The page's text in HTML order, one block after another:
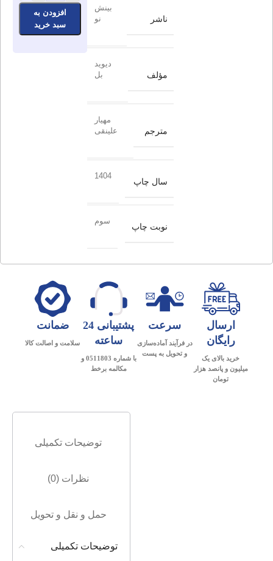
ناشر
بینش
نو
مؤلف
دیوید
بل
مترجم
مهیار
علینقی
سال چاپ
1404
نوبت چاپ
سوم
افزودن به
سبد خرید
ارسال
رایگان
خرید بالای یک
میلیون و پانصد هزار
تومان
سرعت
در فرآیند آماده‌سازی
و تحویل به پست
پشتیبانی 24
ساعته
با شماره 0511803 و
مکالمه برخط
ضمانت
سلامت و اصالت کالا
توضیحات تکمیلی
نظرات (0)
حمل و نقل و تحویل
توضیحات تکمیلی